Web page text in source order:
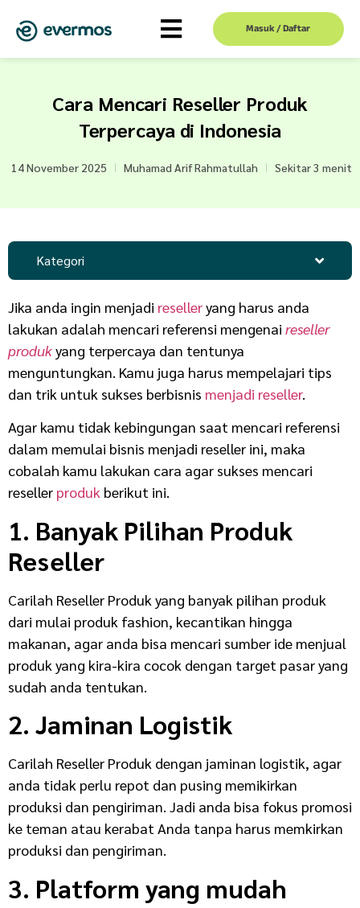
Masuk / Daftar
Cara Mencari Reseller Produk
Terpercaya di Indonesia
14 November 2025 Muhamad Arif Rahmatullah Sekitar 3 menit
Kategori
Jika anda ingin menjadi reselleryang harus anda
lakukan adalah mencari referensi mengenai reseller
produkyang terpercaya dan tentunya
menguntungkan. Kamu juga harus mempelajari tips
dan trik untuk sukses berbisnis menjadi reseller.
Agar kamu tidak kebingungan saat mencari referensi
dalam memulai bisnis menjadi reseller ini, maka
cobalah kamu lakukan cara agar sukses mencari
reseller produk berikut ini.
1. Banyak Pilihan Produk
Reseller
Carilah Reseller Produk yang banyak pilihan produk
dari mulai produk fashion, kecantikan hingga
makanan, agar anda bisa mencari sumber ide menjual
produk yang kira-kira cocok dengan target pasar yang
sudah anda tentukan.
2. Jaminan Logistik
Carilah Reseller Produk dengan jaminan logistik, agar
anda tidak perlu repot dan pusing memikirkan
produksi dan pengiriman. Jadi anda bisa fokus promosi
ke teman atau kerabat Anda tanpa harus memkirkan
produksi dan pengiriman.
3. Platform yang mudah